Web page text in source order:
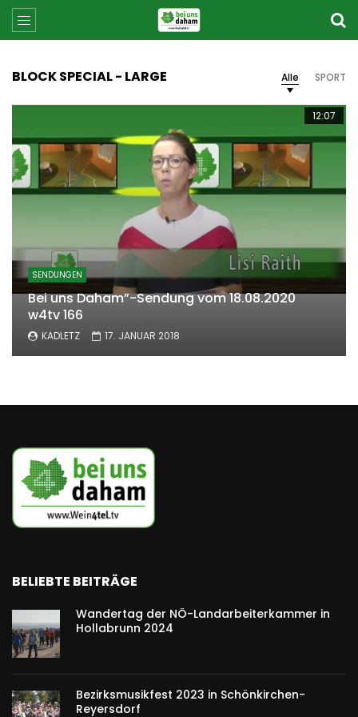
BLOCK SPECIAL - LARGE Alle SPORT
12:07
SENDUNGEN
Bei uns Daham”-Sendung vom 18.08.2020
w4tv 166
KADLETZ 17. JANUAR 2018
BELIEBTE BEITRÄGE
Wandertag der NÖ-Landarbeiterkammer in
Hollabrunn 2024
Bezirksmusikfest 2023 in Schönkirchen-
Reyersdorf